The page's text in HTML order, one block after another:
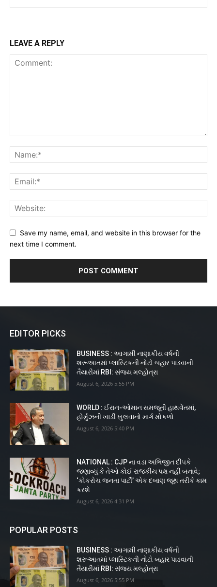
LEAVE A REPLY
Save my name, email, and website in this browser for the
next time I comment.
EDITOR PICKS
BUSINESS : આગામી નાણાકીય વર્ષની
શરૂઆતમાં પ્લાસ્ટિકની નોટો બહાર પાડવાની
તૈયારીમાં RBI: સંજય મલ્હોત્રા
August 6, 2026 5:55 PM
WORLD : ઈરાન-ઓમાન સમજૂતી હાથવેંતમાં,
હોર્મુઝની ખાડી ખુલવાનો માર્ગ મોકળો
August 6, 2026 5:40 PM
NATIONAL : CJP ના વડા અભિજીત દીપકે
જણાવ્યું કે તેઓ કોઈ રાજકીય પક્ષ નહીં બનાવે;
‘કોકરોચ જનતા પાર્ટી’ એક દબાણ જૂથ તરીકે કામ
કરશે
August 6, 2026 4:31 PM
POPULAR POSTS
BUSINESS : આગામી નાણાકીય વર્ષની
શરૂઆતમાં પ્લાસ્ટિકની નોટો બહાર પાડવાની
તૈયારીમાં RBI: સંજય મલ્હોત્રા
August 6, 2026 5:55 PM